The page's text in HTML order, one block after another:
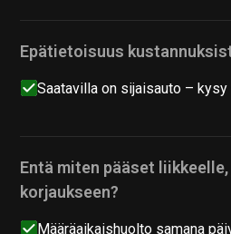
Epätietoisuus
Saatavilla on sijaisauto –
Entä miten pääset
korjaukseen?
Määräaikaishuolto samana